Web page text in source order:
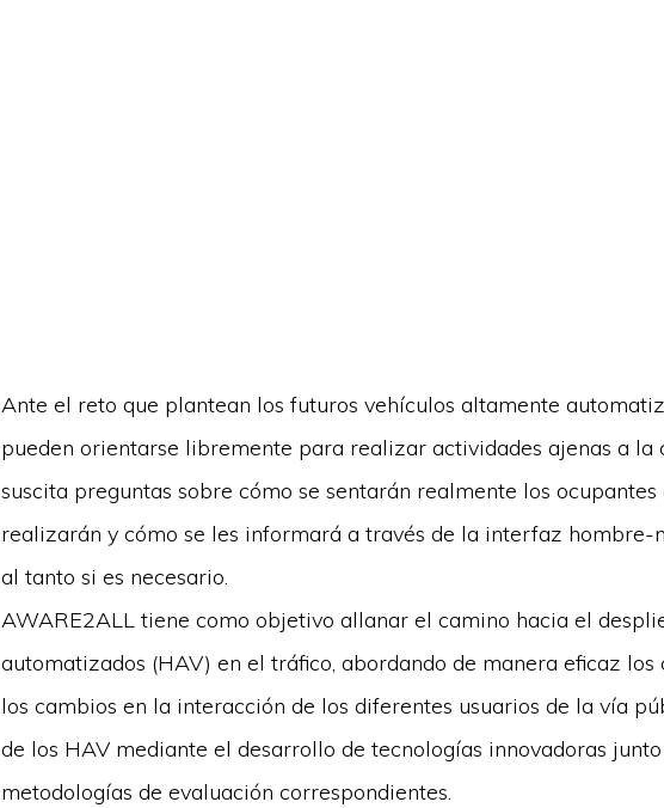
Ante el reto que plantean los futuros vehículos altamente
pueden orientarse libremente para realizar actividades ajenas a la
suscita preguntas sobre cómo se sentarán realmente los
realizarán y cómo se les informará a través de la interfaz hombre-
al tanto si es necesario.
AWARE2ALL tiene como objetivo allanar el camino hacia el
automatizados (HAV) en el tráfico, abordando de manera eficaz
los cambios en la interacción de los diferentes usuarios de la vía
de los HAV mediante el desarrollo de tecnologías innovadoras
metodologías de evaluación correspondientes.